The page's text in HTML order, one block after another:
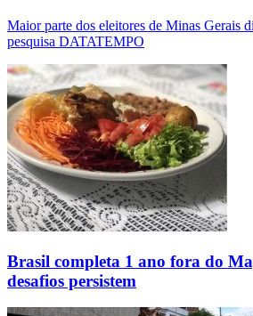
Maior parte dos eleitores de Minas Gerais
pesquisa DATATEMPO
Brasil completa 1 ano fora do
desafios persistem